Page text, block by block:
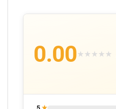
0.00★ ★ ★ ★ ★